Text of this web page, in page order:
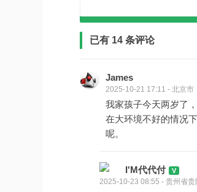
已有 14 条评论
James
2025-10-21 17:11 - 北京市
我家孩子今天两岁了
在大环境不好的情况
呢。
I'M代代付
2025-10-23 08:55 - 贵州省贵